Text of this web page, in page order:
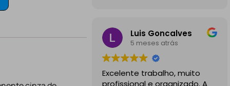
profissionais, comunicativos e
disponiveis para todas as
minhas dúvidas.
A instalação de tomada
reforçada em garagem
Luis Goncalves
5 meses atrás
Excelente trabalho, muito
profissional e organizado. A